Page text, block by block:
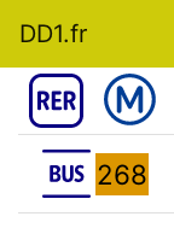
DD1.fr
268